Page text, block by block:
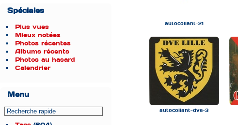
Spéciales
Plus vues
Mieux notées
Photos récentes
Albums récents
Photos au hasard
Calendrier
Menu
autocollant-21
autocollant-dve-3